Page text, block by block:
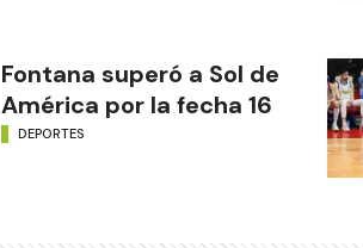
Fontana superó a Sol de
América por la fecha 16
DEPORTES